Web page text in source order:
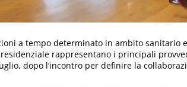
a tempo determinato in ambito sanitario
residenziale rappresentano i principali
dopo l’incontro per definire la